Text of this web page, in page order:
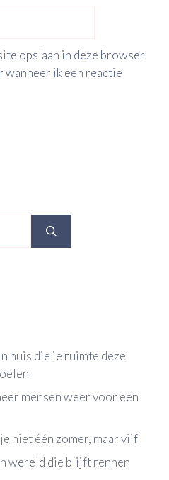
opslaan in deze browser
wanneer ik een reactie
huis die je ruimte deze
mensen weer voor een
niet één zomer, maar vijf
wereld die blijft rennen